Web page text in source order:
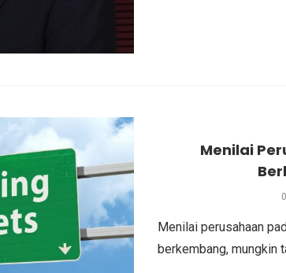
Menilai
Menilai perusahaan
berkembang, mungkin